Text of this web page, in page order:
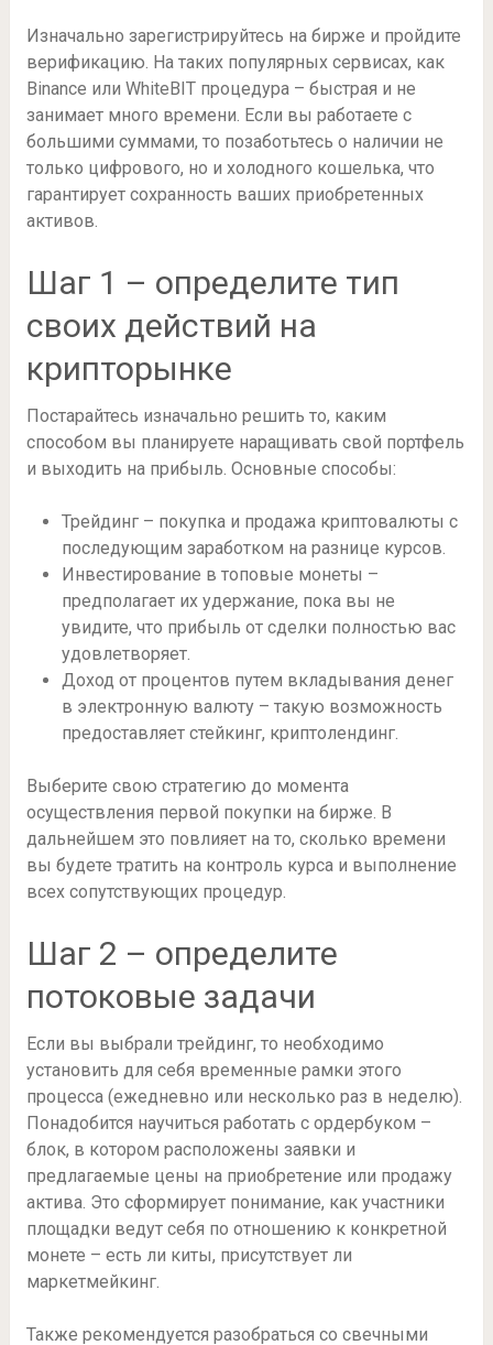
Изначально зарегистрируйтесь на бирже и пройдите
верификацию. На таких популярных сервисах, как
Binance или WhiteBIT процедура – быстрая и не
занимает много времени. Если вы работаете с
большими суммами, то позаботьтесь о наличии не
только цифрового, но и холодного кошелька, что
гарантирует сохранность ваших приобретенных
активов.
Шаг 1 – определите тип
своих действий на
крипторынке
Постарайтесь изначально решить то, каким
способом вы планируете наращивать свой портфель
и выходить на прибыль. Основные способы:
Трейдинг – покупка и продажа криптовалюты с
последующим заработком на разнице курсов.
Инвестирование в топовые монеты –
предполагает их удержание, пока вы не
увидите, что прибыль от сделки полностью вас
удовлетворяет.
Доход от процентов путем вкладывания денег
в электронную валюту – такую возможность
предоставляет стейкинг, криптолендинг.
Выберите свою стратегию до момента
осуществления первой покупки на бирже. В
дальнейшем это повлияет на то, сколько времени
вы будете тратить на контроль курса и выполнение
всех сопутствующих процедур.
Шаг 2 – определите
потоковые задачи
Если вы выбрали трейдинг, то необходимо
установить для себя временные рамки этого
процесса (ежедневно или несколько раз в неделю).
Понадобится научиться работать с ордербуком –
блок, в котором расположены заявки и
предлагаемые цены на приобретение или продажу
актива. Это сформирует понимание, как участники
площадки ведут себя по отношению к конкретной
монете – есть ли киты, присутствует ли
маркетмейкинг.
Также рекомендуется разобраться со свечными